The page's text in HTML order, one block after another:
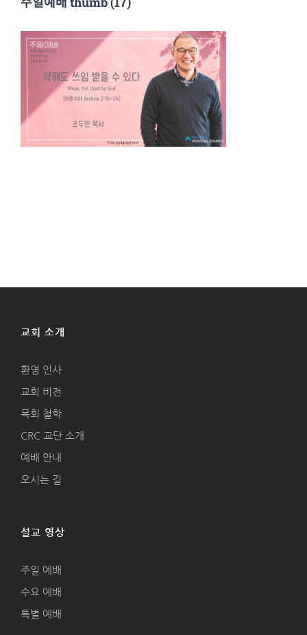
교회 소개
환영 인사
교회 비전
목회 철학
CRC 교단 소개
예배 안내
오시는 길
설교 영상
주일 예배
수요 예배
특별 예배